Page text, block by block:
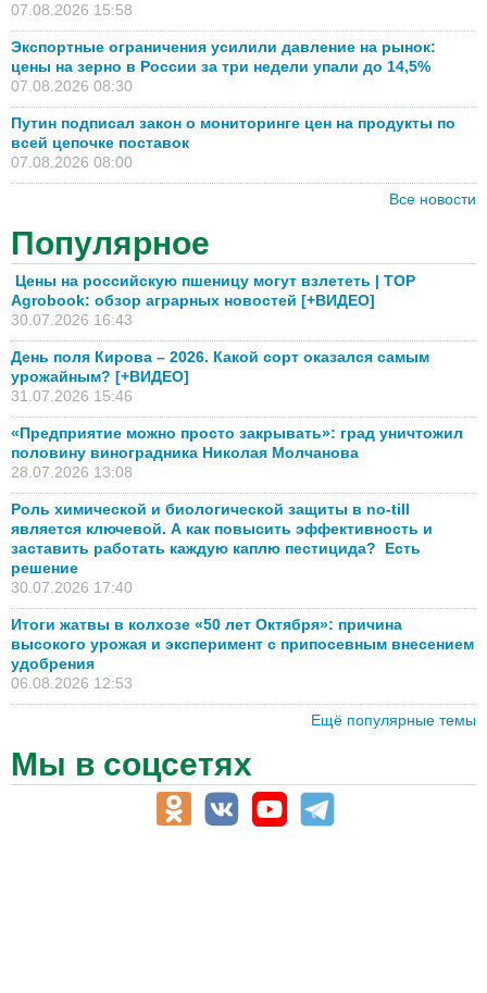
07.08.2026 15:58
Экспортные ограничения усилили давление на рынок:
цены на зерно в России за три недели упали до 14,5%
07.08.2026 08:30
Путин подписал закон о мониторинге цен на продукты по
всей цепочке поставок
07.08.2026 08:00
Все новости
Популярное
Цены на российскую пшеницу могут взлететь | TOP
Agrobook: обзор аграрных новостей [+ВИДЕО]
30.07.2026 16:43
День поля Кирова – 2026. Какой сорт оказался самым
урожайным? [+ВИДЕО]
31.07.2026 15:46
«Предприятие можно просто закрывать»: град уничтожил
половину виноградника Николая Молчанова
28.07.2026 13:08
Роль химической и биологической защиты в no-till
является ключевой. А как повысить эффективность и
заставить работать каждую каплю пестицида? Есть
решение
30.07.2026 17:40
Итоги жатвы в колхозе «50 лет Октября»: причина
высокого урожая и эксперимент с припосевным внесением
удобрения
06.08.2026 12:53
Ещё популярные темы
Мы в соцсетях